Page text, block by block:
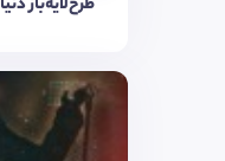
طرح‌لایه‌باز دنیا